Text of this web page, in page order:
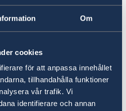
Om
cookies
för att anpassa innehållet
tillhandahålla funktioner
vår trafik. Vi
identifierare och annan
säkerhetsläget
tills
resor till
mot
inom 20